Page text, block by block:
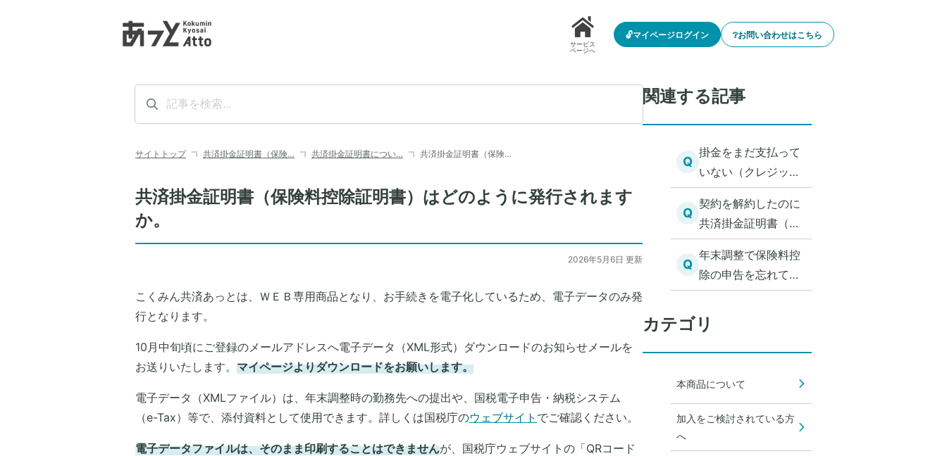
サービス
ページへ
🔓マイページログイン ❔お問い合わせはこちら
サイトトップ 共済掛金証明書（保険… 共済掛金証明書につい… 共済掛金証明書（保険…
共済掛金証明書（保険料控除証明書）はどのように発行されます
か。
2026年5月6日 更新
こくみん共済あっとは、ＷＥＢ専用商品となり、お手続きを電子化しているため、電子データのみ発
行となります。
10月中旬頃にご登録のメールアドレスへ電子データ（XML形式）ダウンロードのお知らせメールを
お送りいたします。 マイページよりダウンロードをお願いします。
電子データ（XMLファイル）は、年末調整時の勤務先への提出や、国税電子申告・納税システム
（e-Tax）等で、添付資料として使用できます。詳しくは国税庁のウェブサイト でご確認ください。
電子データファイルは、そのまま印刷することはできませんが、国税庁ウェブサイトの「QRコード
関連する記事
Q
掛金をまだ支払って
いない（クレジット
決済ができなかっ
た）場合、保険料控
除の申告ができるか
教えてください。
Q
契約を解約したのに
共済掛金証明書（保
険料控除証明書）を
受け取りましたが、
理由を教えてくださ
Q
年末調整で保険料控
除の申告を忘れてし
まった場合の対処方
法を教えてくださ
い。
カテゴリ
本商品について
加入をご検討されている方
へ